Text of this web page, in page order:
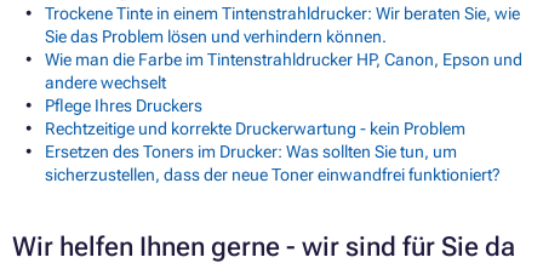
Trockene Tinte in einem Tintenstrahldrucker: Wir beraten Sie, wie
Sie das Problem lösen und verhindern können.
Wie man die Farbe im Tintenstrahldrucker HP, Canon, Epson und
andere wechselt
Pflege Ihres Druckers
Rechtzeitige und korrekte Druckerwartung - kein Problem
Ersetzen des Toners im Drucker: Was sollten Sie tun, um
sicherzustellen, dass der neue Toner einwandfrei funktioniert?
Wir helfen Ihnen gerne - wir sind für Sie da